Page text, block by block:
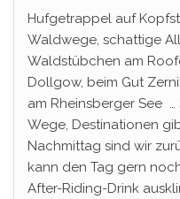
Hufgetrappel auf
Waldwege, schattige
Waldstübchen am
Dollgow, beim Gut
am Rheinsberger See
Wege, Destinationen
Nachmittag sind wir
kann den Tag gern
After-Riding-Drink